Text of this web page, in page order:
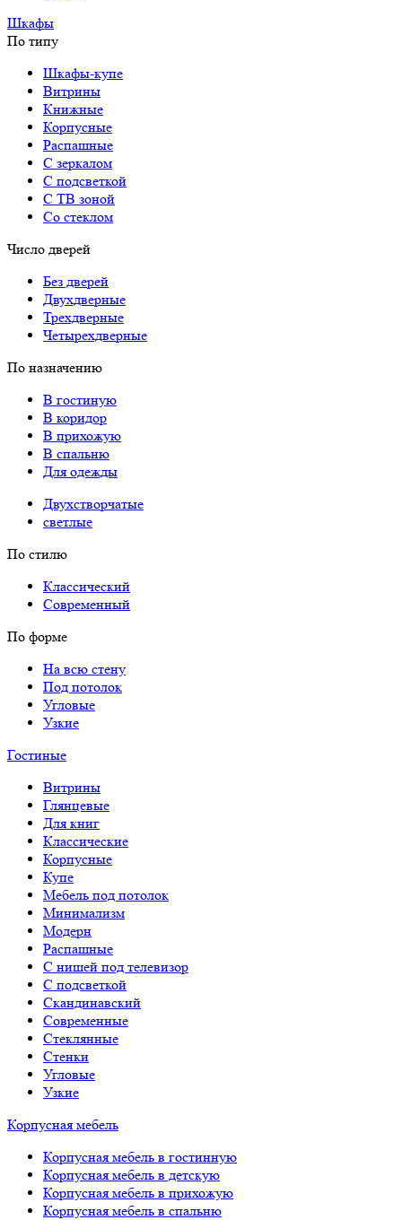
Шкафы
По типу
Шкафы-купе
Витрины
Книжные
Корпусные
Распашные
С зеркалом
С подсветкой
С ТВ зоной
Со стеклом
Число дверей
Без дверей
Двухдверные
Трехдверные
Четырехдверные
По назначению
В гостиную
В коридор
В прихожую
В спальню
Для одежды
Двухстворчатые
светлые
По стилю
Классический
Современный
По форме
На всю стену
Под потолок
Угловые
Узкие
Гостиные
Витрины
Глянцевые
Для книг
Классические
Корпусные
Купе
Мебель под потолок
Минимализм
Модерн
Распашные
С нишей под телевизор
С подсветкой
Скандинавский
Современные
Стеклянные
Стенки
Угловые
Узкие
Корпусная мебель
Корпусная мебель в гостинную
Корпусная мебель в детскую
Корпусная мебель в прихожую
Корпусная мебель в спальню